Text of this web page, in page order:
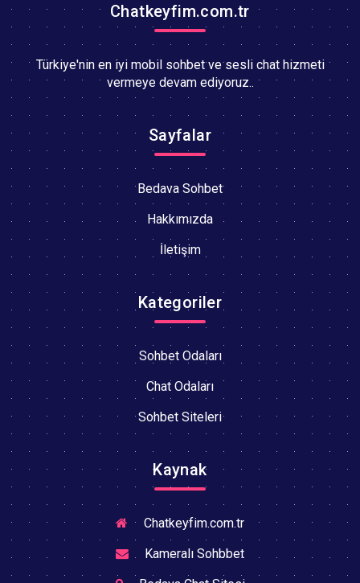
Chatkeyfim.com.tr
Türkiye'nin en iyi mobil sohbet ve sesli chat hizmeti
vermeye devam ediyoruz..
Sayfalar
Bedava Sohbet
Hakkımızda
İletişim
Kategoriler
Sohbet Odaları
Chat Odaları
Sohbet Siteleri
Kaynak
Chatkeyfim.com.tr
Kameralı Sohbbet